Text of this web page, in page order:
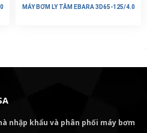
MÁY BƠM LY TÂM EBARA 3D65-125/4.0
nhập khẩu và phân phối máy bơm